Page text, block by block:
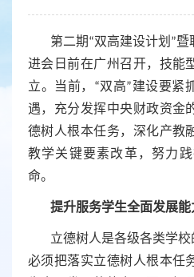
第二期“双高建设计划”
进会日前在广州召开，技能
立。当前，“双高”建设要紧
遇，充分发挥中央财政资金
德树人根本任务，深化产教
教学关键要素改革，努力
命。
提升服务学生全面发展能
立德树人是各级各类学校
必须把落实立德树人根本任